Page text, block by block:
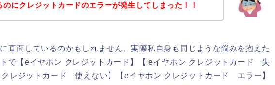
のにクレジットカードのエラーが発生してしまった！！
直面しているのかもしれません。実際私自身も同じような悩みを抱えた
で【eイヤホン クレジットカード】【 eイヤホン クレジットカード 失
クレジットカード 使えない】【eイヤホン クレジットカード エラー】